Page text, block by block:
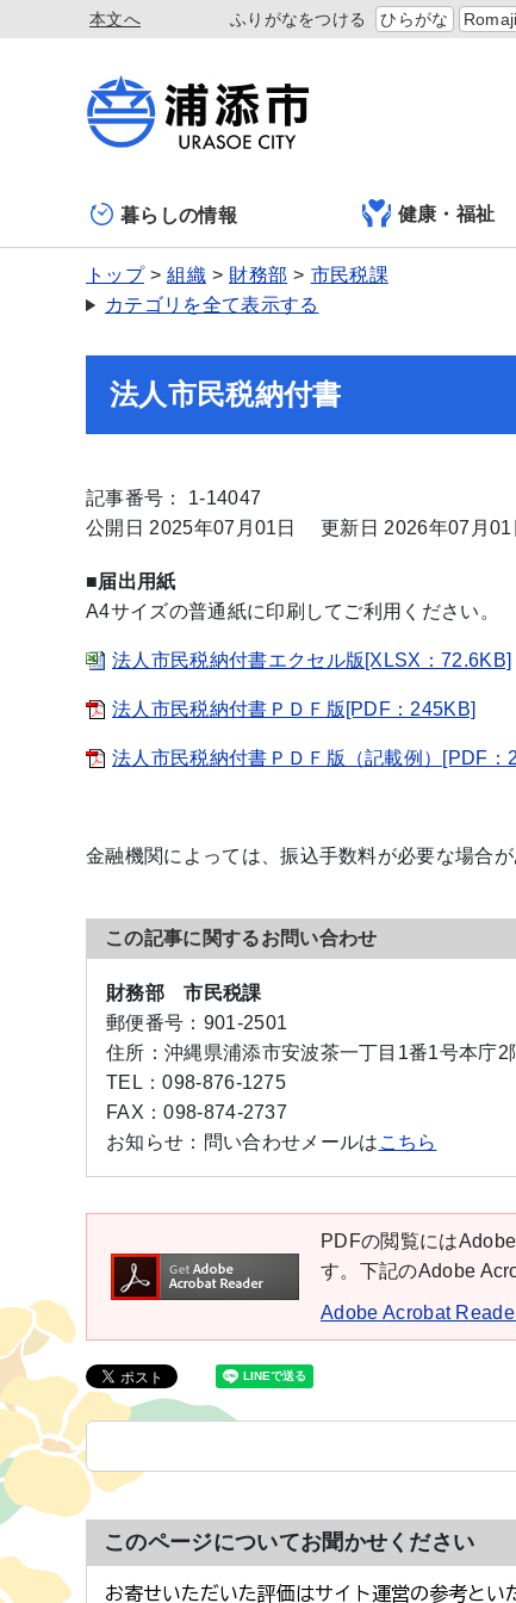
本文へ ふりがなをつける ひらがな Romaji
暮らしの情報 健康・福祉
トップ 組織 財務部
市民税課
カテゴリを全て表示する
法人市民税納付書
記事番号： 1-14047
公開日 2025年07月01日
更新日 2026年07月01
■届出用紙
A4サイズの普通紙に印刷してご利用ください。
法人市民税納付書エクセル版[XLSX：72.6KB]
法人市民税納付書ＰＤＦ版[PDF：245KB]
法人市民税納付書ＰＤＦ版（記載例）[PDF：
金融機関によっては、振込手数料が必要な場合
この記事に関するお問い合わせ
財務部 市民税課
郵便番号： 901-2501
住所： 沖縄県浦添市安波茶一丁目1番1号本庁2
TEL：098-876-1275
FAX：098-874-2737
お知らせ： 問い合わせメールは こちら
PDFの閲覧には
す。下記のAdobe
Adobe Acrobat
このページについてお聞かせください